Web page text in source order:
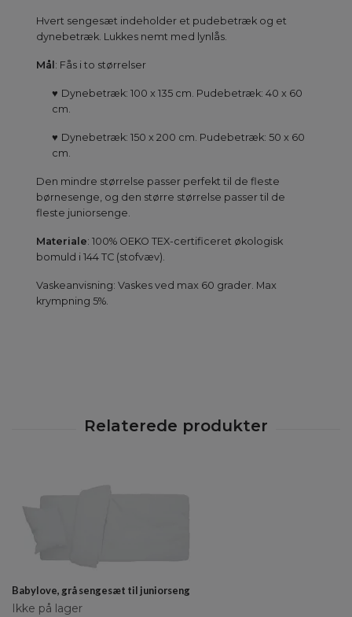
Hvert sengesæt indeholder et pudebetræk og et
dynebetræk. Lukkes nemt med lynlås.
Mål : Fås i to størrelser
♥ Dynebetræk: 100 x 135 cm. Pudebetræk: 40 x 60
cm.
♥ Dynebetræk: 150 x 200 cm. Pudebetræk: 50 x 60
cm.
Den mindre størrelse passer perfekt til de fleste
børnesenge, og den større størrelse passer til de
fleste juniorsenge.
Materiale: 100% OEKO TEX-certificeret økologisk
bomuld i 144 TC (stofvæv).
Vaskeanvisning: Vaskes ved max 60 grader. Max
krympning 5%.
Babylove, grå sengesæt til juniorseng
Ikke på lager